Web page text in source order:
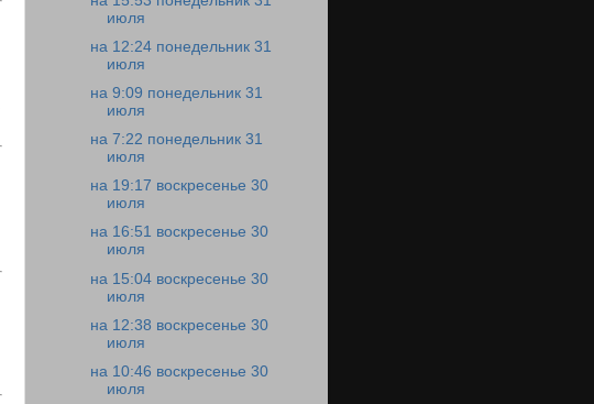
июля
на 12:24 понедельник 31
июля
на 9:09 понедельник 31
июля
на 7:22 понедельник 31
июля
на 19:17 воскресенье 30
июля
на 16:51 воскресенье 30
июля
на 15:04 воскресенье 30
июля
на 12:38 воскресенье 30
июля
на 10:46 воскресенье 30
июля